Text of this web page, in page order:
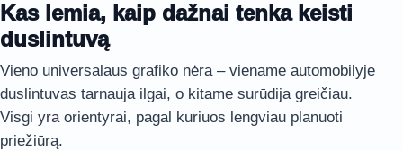
Kas lemia, kaip dažnai tenka keisti
duslintuvą
Vieno universalaus grafiko nėra – viename automobilyje
duslintuvas tarnauja ilgai, o kitame surūdija greičiau.
Visgi yra orientyrai, pagal kuriuos lengviau planuoti
priežiūrą.